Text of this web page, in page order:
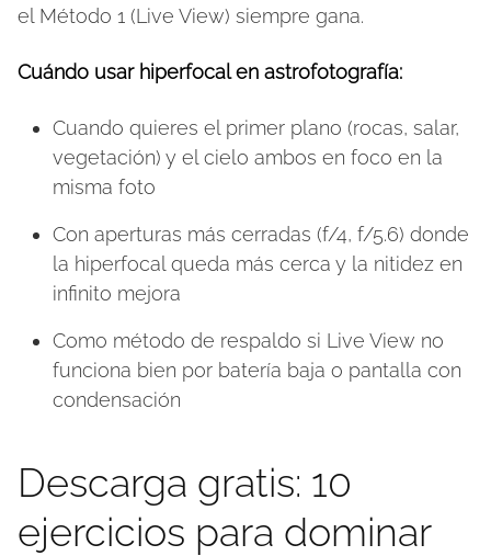
el Método 1 (Live View) siempre gana.
Cuándo usar hiperfocal en astrofotografía:
Cuando quieres el primer plano (rocas, salar,
vegetación) y el cielo ambos en foco en la
misma foto
Con aperturas más cerradas (f/4, f/5.6) donde
la hiperfocal queda más cerca y la nitidez en
infinito mejora
Como método de respaldo si Live View no
funciona bien por batería baja o pantalla con
condensación
Descarga gratis: 10
ejercicios para dominar